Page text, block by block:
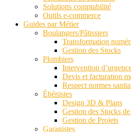
Solutions comptabilité
Outils e-commerce
Guides par Métier
Boulangers/Pâtissiers
Transformation
Gestion des Stocks
Plombiers
Intervention
Devis et facturation
Respect normes
Ébénistes
Design 3D & Plans
Gestion des Stocks
Gestion de Projets
Garagistes